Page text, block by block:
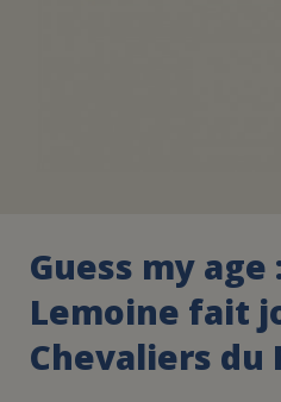
Guess my age
Lemoine fait
Chevaliers du